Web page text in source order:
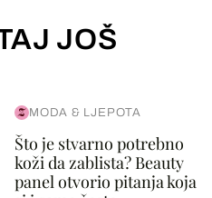
JOŠ
MODA & LJEPOTA
Što je stvarno potrebno
koži da zablista? Beauty
panel otvorio pitanja koja